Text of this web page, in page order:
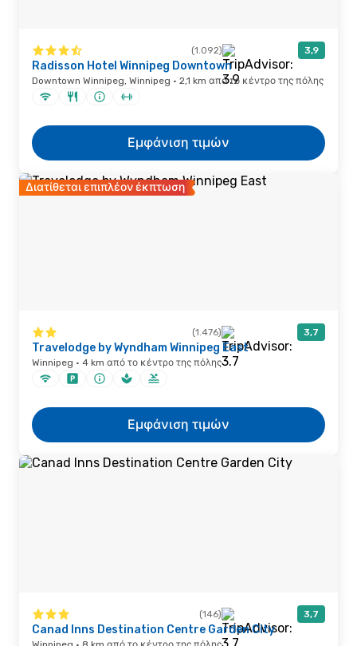
(1.092) 3,9
Radisson Hotel Winnipeg Downtown
Downtown Winnipeg, Winnipeg · 2,1 km από το κέντρο της πόλης
Εμφάνιση τιμών
Διατίθεται επιπλέον έκπτωση
(1.476) 3,7
Travelodge by Wyndham Winnipeg East
Winnipeg · 4 km από το κέντρο της πόλης
Εμφάνιση τιμών
(146) 3,7
Canad Inns Destination Centre Garden City